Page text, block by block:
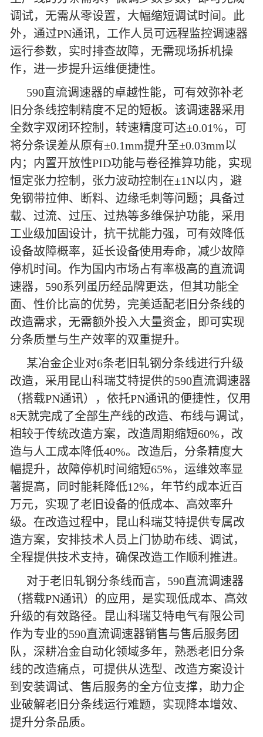
调试，无需从零设置，大幅缩短调试时间。此
外，通过PN通讯，工作人员可远程监控调速器
运行参数，实时排查故障，无需现场拆机操
作，进一步提升运维便捷性。
590直流调速器的卓越性能，可有效弥补老
旧分条线控制精度不足的短板。该调速器采用
全数字双闭环控制，转速精度可达±0.01%，可
将分条误差从原有±0.1mm提升至±0.03mm以
内；内置开放性PID功能与卷径推算功能，实现
恒定张力控制，张力波动控制在±1N以内，避
免钢带拉伸、断料、边缘毛刺等问题；具备过
载、过流、过压、过热等多维保护功能，采用
工业级加固设计，抗干扰能力强，可有效降低
设备故障概率，延长设备使用寿命，减少故障
停机时间。作为国内市场占有率极高的直流调
速器，590系列虽历经品牌更迭，但其功能全
面、性价比高的优势，完美适配老旧分条线的
改造需求，无需额外投入大量资金，即可实现
分条质量与生产效率的双重提升。
某冶金企业对6条老旧轧钢分条线进行升级
改造，采用昆山科瑞艾特提供的590直流调速器
（搭载PN通讯），依托PN通讯的便捷性，仅用
8天就完成了全部生产线的改造、布线与调试，
相较于传统改造方案，改造周期缩短60%，改
造与人工成本降低40%。改造后，分条精度大
幅提升，故障停机时间缩短65%，运维效率显
著提高，同时能耗降低12%，年节约成本近百
万元，实现了老旧设备的低成本、高效率升
级。在改造过程中，昆山科瑞艾特提供专属改
造方案，安排技术人员上门协助布线、调试，
全程提供技术支持，确保改造工作顺利推进。
对于老旧轧钢分条线而言，590直流调速器
（搭载PN通讯）的应用，是实现低成本、高效
升级的有效路径。昆山科瑞艾特电气有限公司
作为专业的590直流调速器销售与售后服务团
队，深耕冶金自动化领域多年，熟悉老旧分条
线的改造痛点，可提供从选型、改造方案设计
到安装调试、售后服务的全方位支撑，助力企
业破解老旧分条线运行难题，实现降本增效、
提升分条品质。